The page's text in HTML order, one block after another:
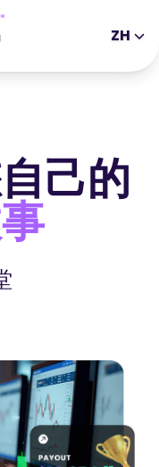
ZH
DE
ES
IT
TR
PT
VI
己的